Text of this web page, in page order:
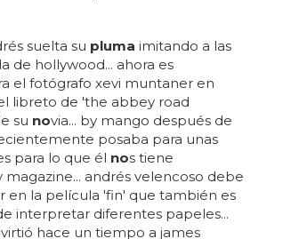
suelta su pluma imitando a las
de hollywood... ahora es
el fotógrafo xevi muntaner en
libreto de 'the abbey road
su novia... by mango después de
posaba para unas
para lo que él nos tiene
andrés velencoso debe
en la película 'fin' que también es
interpretar diferentes papeles...
hace un tiempo a james